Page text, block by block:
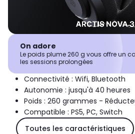
On adore
Le poids plume 260 g vous offre un
les sessions prolongées
Connectivité : Wifi, Bluetooth
Autonomie : jusqu'à 40 heures
Poids : 260 grammes -
Compatible : PS5, PC, Switch
Toutes les caractéristiques